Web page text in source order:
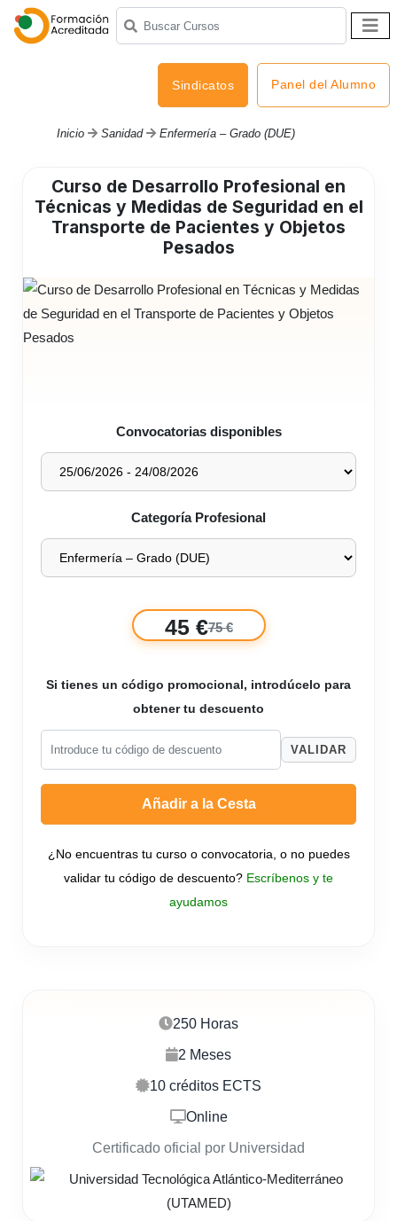
Sindicatos Panel del Alumno
Inicio Sanidad Enfermería – Grado (DUE)
250 Horas
2 Meses
10 créditos ECTS
Online
Certificado oficial por Universidad
Curso de Desarrollo Profesional en
Técnicas y Medidas de Seguridad en el
Transporte de Pacientes y Objetos
Pesados
Convocatorias disponibles
Categoría Profesional
45 €75 €
Si tienes un código promocional, introdúcelo para
obtener tu descuento
VALIDAR
Añadir a la Cesta
¿No encuentras tu curso o convocatoria, o no puedes
validar tu código de descuento? Escríbenos y te
ayudamos